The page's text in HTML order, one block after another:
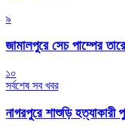
৯
জামালপুরে সেচ পাম্পের
১০
সর্বশেষ সব খবর
নাগরপুরে শাশুড়ি